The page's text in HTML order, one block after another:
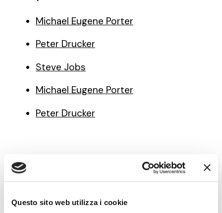
Questo sito web utilizza i cookie
Michael Eugene Porter
Peter Drucker
Steve Jobs
Michael Eugene Porter
Peter Drucker
Note di innovazione
pratica — newsletter